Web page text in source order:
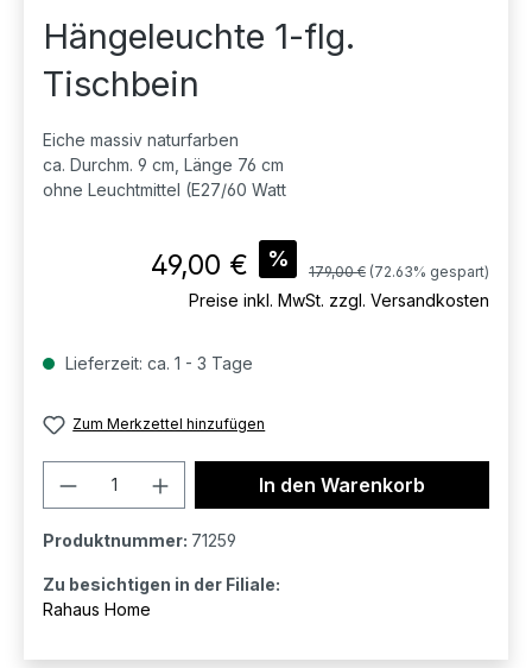
Hängeleuchte 1-flg.
Tischbein
Eiche massiv naturfarben
ca. Durchm. 9 cm, Länge 76 cm
ohne Leuchtmittel (E27/60 Watt
Verkaufspreis:
49,00 € % Regulärer Preis:
179,00 € (72.63% gespart)
Preise inkl. MwSt. zzgl. Versandkosten
Lieferzeit: ca. 1 - 3 Tage
Zum Merkzettel hinzufügen
Produkt Anzahl: Gib den
In den Warenkorb
Produktnummer: 71259
Zu besichtigen in der Filiale:
Rahaus Home